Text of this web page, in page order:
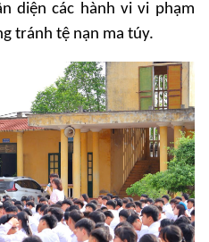
diện các hành vi vi phạm
tránh tệ nạn ma túy.